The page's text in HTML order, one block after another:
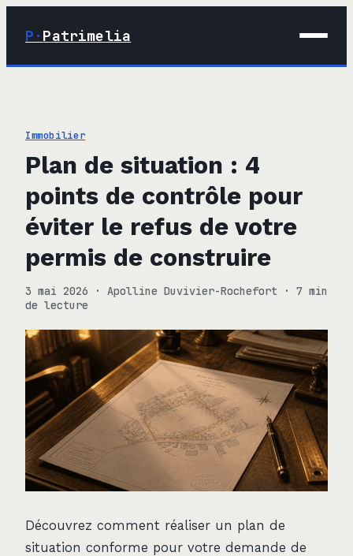
P· Patrimelia
03 · Immobilier
04 · Finance
Immobilier
Plan de situation : 4
points de contrôle pour
éviter le refus de votre
permis de construire
3 mai 2026 · Apolline Duvivier-Rochefort ·
7 min
de lecture
Découvrez comment réaliser un plan de
situation conforme pour votre demande de